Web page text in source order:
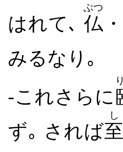
はれ​て､ 仏
ぶつ
・
みる​なり｡
-これ​さらに
ず｡ されば至
し